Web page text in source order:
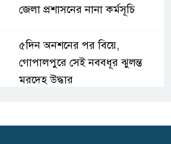
জেলা প্রশাসনের নানা কর্মসূচি
৫দিন অনশনের পর বিয়ে,
গোপালপুরে সেই নববধূর ঝুলন্ত
মরদেহ উদ্ধার